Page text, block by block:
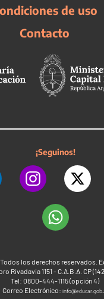
de uso
Contacto
¡Seguinos!
los derechos reservados.
Rivadavia 1151 - C.A.B.A. CP
Tel: 0800-444-1115 (opción 4)
Correo Electrónico: